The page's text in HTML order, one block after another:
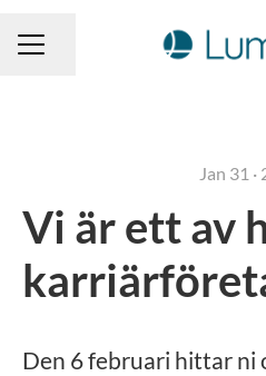
CAREER MENU
Share page
Jan 31 ·
Vi är ett av
Den 6 februari hittar ni